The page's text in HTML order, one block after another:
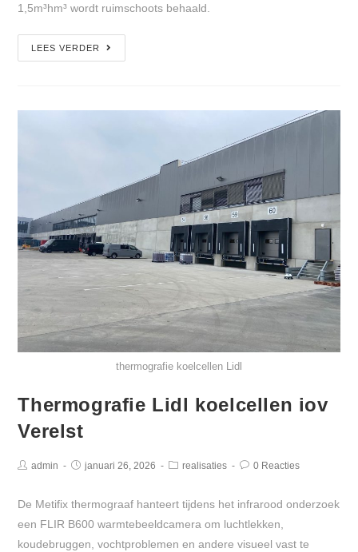
1,5m³hm³ wordt ruimschoots behaald.
LEES VERDER
thermografie koelcellen Lidl
Thermografie Lidl koelcellen iov
Verelst
admin januari 26, 2026 realisaties 0 Reacties
De Metifix thermograaf hanteert tijdens het infrarood onderzoek
een FLIR B600 warmtebeeldcamera om luchtlekken,
koudebruggen, vochtproblemen en andere visueel vast te